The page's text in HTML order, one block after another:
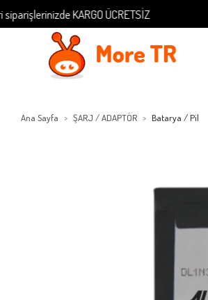
KARGO ÜCRETSİZ
Ana Sayfa ŞARJ / ADAPTÖR Batarya / Pil